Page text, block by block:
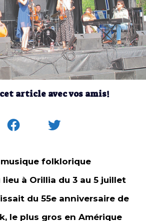
article avec vos amis!
folklorique
lieu à Orillia du 3 au 5 juillet
du 55e anniversaire de
le plus gros en Amérique